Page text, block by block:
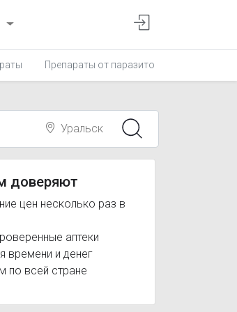
Препараты от паразитов
Уральск
доверяют
цен несколько раз в
аптеки
времени и денег
по всей стране